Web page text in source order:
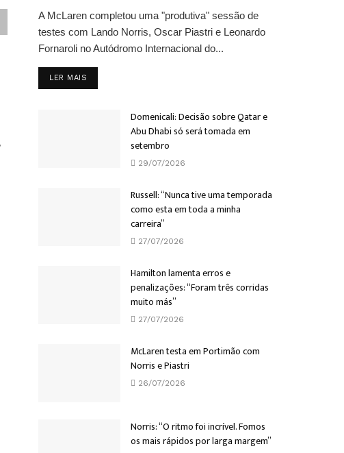
A McLaren completou uma "produtiva" sessão de
testes com Lando Norris, Oscar Piastri e Leonardo
Fornaroli no Autódromo Internacional do...
LER MAIS
Domenicali: Decisão sobre Qatar e
Abu Dhabi só será tomada em
setembro
29/07/2026
Russell: “Nunca tive uma temporada
como esta em toda a minha
carreira”
27/07/2026
Hamilton lamenta erros e
penalizações: “Foram três corridas
muito más”
27/07/2026
McLaren testa em Portimão com
Norris e Piastri
26/07/2026
Norris: “O ritmo foi incrível. Fomos
os mais rápidos por larga margem”